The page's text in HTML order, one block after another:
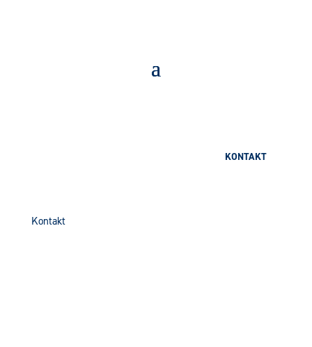
KONTAKT
Kontakt